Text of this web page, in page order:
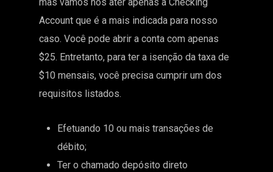
Account que é a mais indicada para nosso
caso. Você pode abrir a conta com apenas
$25. Entretanto, para ter a isenção da taxa de
$10 mensais, você precisa cumprir um dos
requisitos listados.
Efetuando 10 ou mais transações de
débito;
Ter o chamado depósito direto